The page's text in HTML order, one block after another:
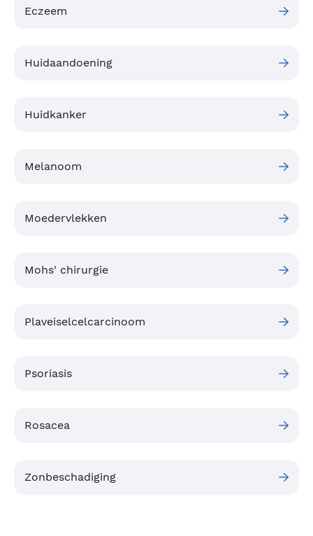
Eczeem
Huidaandoening
Huidkanker
Melanoom
Moedervlekken
Mohs' chirurgie
Plaveiselcelcarcinoom
Psoriasis
Rosacea
Zonbeschadiging